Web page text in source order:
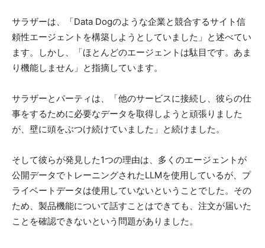
サラザーは、「Data Dogのような企業と競合するサイト信
頼性エージェントを構築しようとしていました」と述べてい
ます。しかし、「ほとんどのエージェントは駄目です。あま
り機能しません」と指摘しています。
サラザーとパーティは、「他のサービスに接続し、彼らの仕
事をするために必要なデータを取得しようと頑張りました
が、壁に頭をぶつけ続けていました」と続けました。
そして彼らが発見した1つの理由は、多くのエージェントが
公開データでトレーニングされたLLMを使用しているが、プ
ライベートデータは使用していないということでした。その
ため、製品機能について話すことはできても、注文が届いた
ことを確認できないという問題がありました。